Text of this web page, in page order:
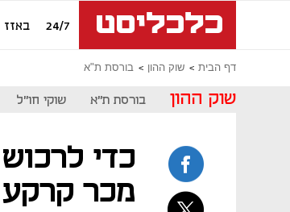
24/7 באזז
דף הבית שוק ההון בורסת ת"א
שוק ההון בורסת ת"א שוקי חו"ל
כדי
מכר